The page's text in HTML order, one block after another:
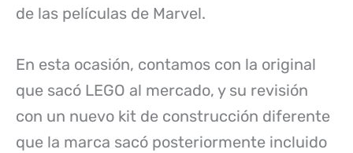
de las películas de Marvel.
En esta ocasión, contamos con la original
que sacó LEGO al mercado, y su revisión
con un nuevo kit de construcción diferente
que la marca sacó posteriormente incluido